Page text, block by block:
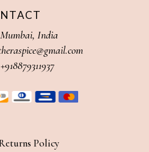
India
+918879311937
Policy